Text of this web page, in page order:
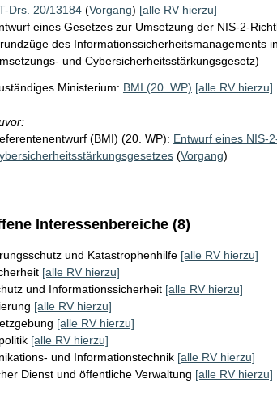
Drs. 20/13184(Vorgang) [alle RV hierzu]
eines Gesetzes zur Umsetzung der NIS-2-
des Informationssicherheitsmanagements
und Cybersicherheitsstärkungsgesetz)
Ministerium: BMI (20. WP) [alle RV hierzu]
(BMI) (20. WP): Entwurf eines NIS-
(Vorgang)
Interessenbereiche (8)
und Katastrophenhilfe [alle RV hierzu]
[alle RV hierzu]
und Informationssicherheit [alle RV hierzu]
[alle RV hierzu]
[alle RV hierzu]
[alle RV hierzu]
und Informationstechnik [alle RV hierzu]
Dienst und öffentliche Verwaltung [alle RV hierzu]